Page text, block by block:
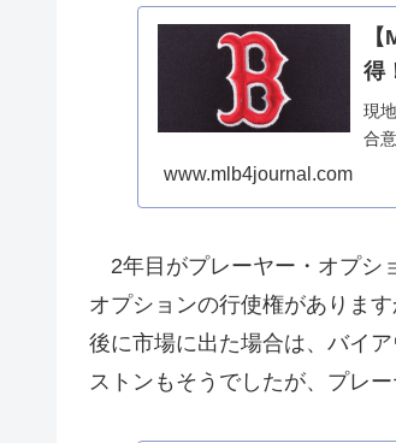
得
現
合
www.mlb4journal.com
2年目がプレーヤー・オプシ
オプションの行使権がありま
後に市場に出た場合は、バイ
ストンもそうでしたが、プレ